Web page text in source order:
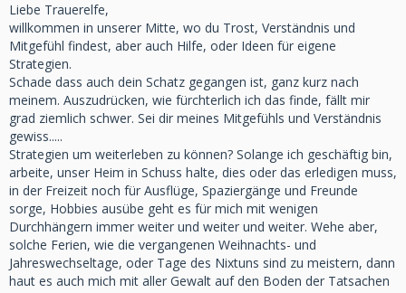
Liebe Trauerelfe,
willkommen in unserer Mitte, wo du Trost, Verständnis und
Mitgefühl findest, aber auch Hilfe, oder Ideen für eigene
Strategien.
Schade dass auch dein Schatz gegangen ist, ganz kurz nach
meinem. Auszudrücken, wie fürchterlich ich das finde, fällt mir
grad ziemlich schwer. Sei dir meines Mitgefühls und Verständnis
gewiss.....
Strategien um weiterleben zu können? Solange ich geschäftig bin,
arbeite, unser Heim in Schuss halte, dies oder das erledigen muss,
in der Freizeit noch für Ausflüge, Spaziergänge und Freunde
sorge, Hobbies ausübe geht es für mich mit wenigen
Durchhängern immer weiter und weiter und weiter. Wehe aber,
solche Ferien, wie die vergangenen Weihnachts- und
Jahreswechseltage, oder Tage des Nixtuns sind zu meistern, dann
haut es auch mich mit aller Gewalt auf den Boden der Tatsachen